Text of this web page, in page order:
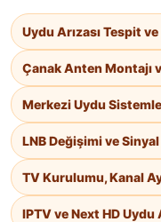
Uydu Arızası Tespit ve
Çanak Anten Montajı
Merkezi Uydu
LNB Değişimi ve
TV Kurulumu, Kanal
IPTV ve Next HD Uydu